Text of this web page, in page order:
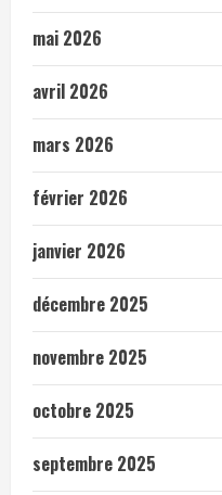
mai 2026
avril 2026
mars 2026
février 2026
janvier 2026
décembre 2025
novembre 2025
octobre 2025
septembre 2025